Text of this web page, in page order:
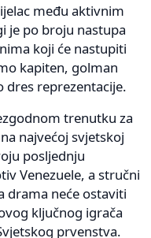
među aktivnim
je po broju nastupa
koji će nastupiti
kapiten, golman
dres reprezentacije.
trenutku za
najvećoj svjetskoj
posljednju
Venezuele, a stručni
drama neće ostaviti
ključnog igrača
prvenstva.